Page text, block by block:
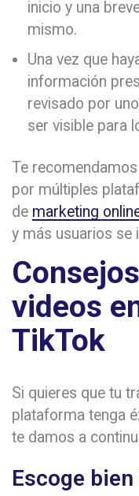
inicio y una
mismo.
Una vez que
información
revisado por
ser visible para
Te
por múltiples
de marketing
y más usuarios se
videos
TikTok
Si quieres que tu
plataforma tenga
te damos a
Escoge